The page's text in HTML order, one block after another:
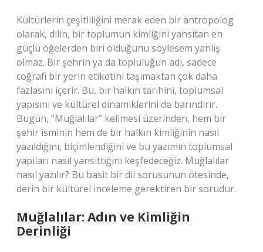
Kültürlerin çeşitliliğini merak eden bir antropolog
olarak, dilin, bir toplumun kimliğini yansıtan en
güçlü öğelerden biri olduğunu söylesem yanlış
olmaz. Bir şehrin ya da topluluğun adı, sadece
coğrafi bir yerin etiketini taşımaktan çok daha
fazlasını içerir. Bu, bir halkın tarihini, toplumsal
yapısını ve kültürel dinamiklerini de barındırır.
Bugün, “Muğlalılar” kelimesi üzerinden, hem bir
şehir isminin hem de bir halkın kimliğinin nasıl
yazıldığını, biçimlendiğini ve bu yazımın toplumsal
yapıları nasıl yansıttığını keşfedeceğiz. Muğlalılar
nasıl yazılır? Bu basit bir dil sorusunun ötesinde,
derin bir kültürel inceleme gerektiren bir sorudur.
Muğlalılar: Adın ve Kimliğin
Derinliği